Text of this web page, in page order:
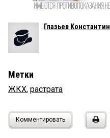
Глазьев Константин
Метки
ЖКХ, растрата
Комментировать